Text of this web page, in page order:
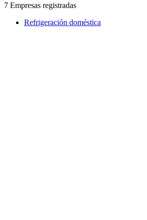
7 Empresas registradas
Refrigeración doméstica